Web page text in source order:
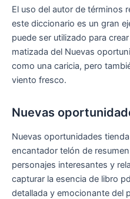
El uso del autor de términos
este diccionario es un gran
puede ser utilizado para
matizada del Nuevas
como una caricia, pero
viento fresco.
Nuevas
Nuevas oportunidades
encantador telón de
personajes interesantes y
capturar la esencia de libro
detallada y emocionante del